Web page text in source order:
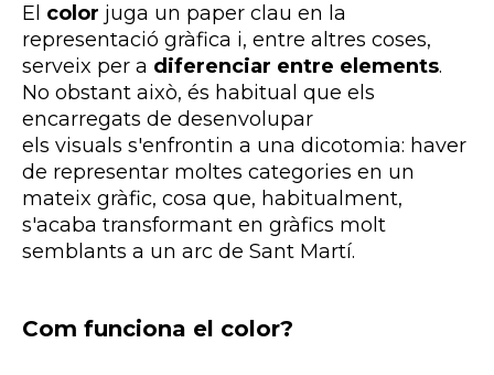
El color juga un paper clau en la
representació gràfica i, entre altres coses,
serveix per a diferenciar entre elements.
No obstant això, és habitual que els
encarregats de desenvolupar
els visuals s'enfrontin a una dicotomia: haver
de representar moltes categories en un
mateix gràfic, cosa que, habitualment,
s'acaba transformant en gràfics molt
semblants a un arc de Sant Martí.
Com funciona el color?